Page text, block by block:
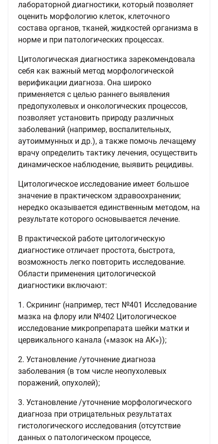
лабораторной диагностики, который позволяет
оценить морфологию клеток, клеточного
состава органов, тканей, жидкостей организма в
норме и при патологических процессах.
Цитологическая диагностика зарекомендовала
себя как важный метод морфологической
верификации диагноза. Она широко
применяется с целью раннего выявления
предопухолевых и онкологических процессов,
позволяет установить природу различных
заболеваний (например, воспалительных,
аутоиммунных и др.), а также помочь лечащему
врачу определить тактику лечения, осуществить
динамическое наблюдение, выявить рецидивы.
Цитологическое исследование имеет большое
значение в практическом здравоохранении;
нередко оказывается единственным методом, на
результате которого основывается лечение.
В практической работе цитологическую
диагностике отличает простота, быстрота,
возможность легко повторить исследование.
Области применения цитологической
диагностики включают:
1. Скрининг (например, тест №401 Исследование
мазка на флору или №402 Цитологическое
исследование микропрепарата шейки матки и
цервикального канала («мазок на АК»));
2. Установление /уточнение диагноза
заболевания (в том числе неопухолевых
поражений, опухолей);
3. Установление /уточнение морфологического
диагноза при отрицательных результатах
гистологического исследования (отсутствие
данных о патологическом процессе,